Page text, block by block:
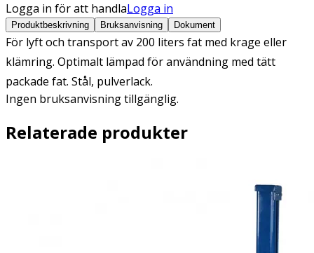
Logga in för att handlaLogga in
Produktbeskrivning Bruksanvisning Dokument
För lyft och transport av 200 liters fat med krage eller
klämring. Optimalt lämpad för användning med tätt
packade fat. Stål, pulverlack.
Ingen bruksanvisning tillgänglig.
Relaterade produkter